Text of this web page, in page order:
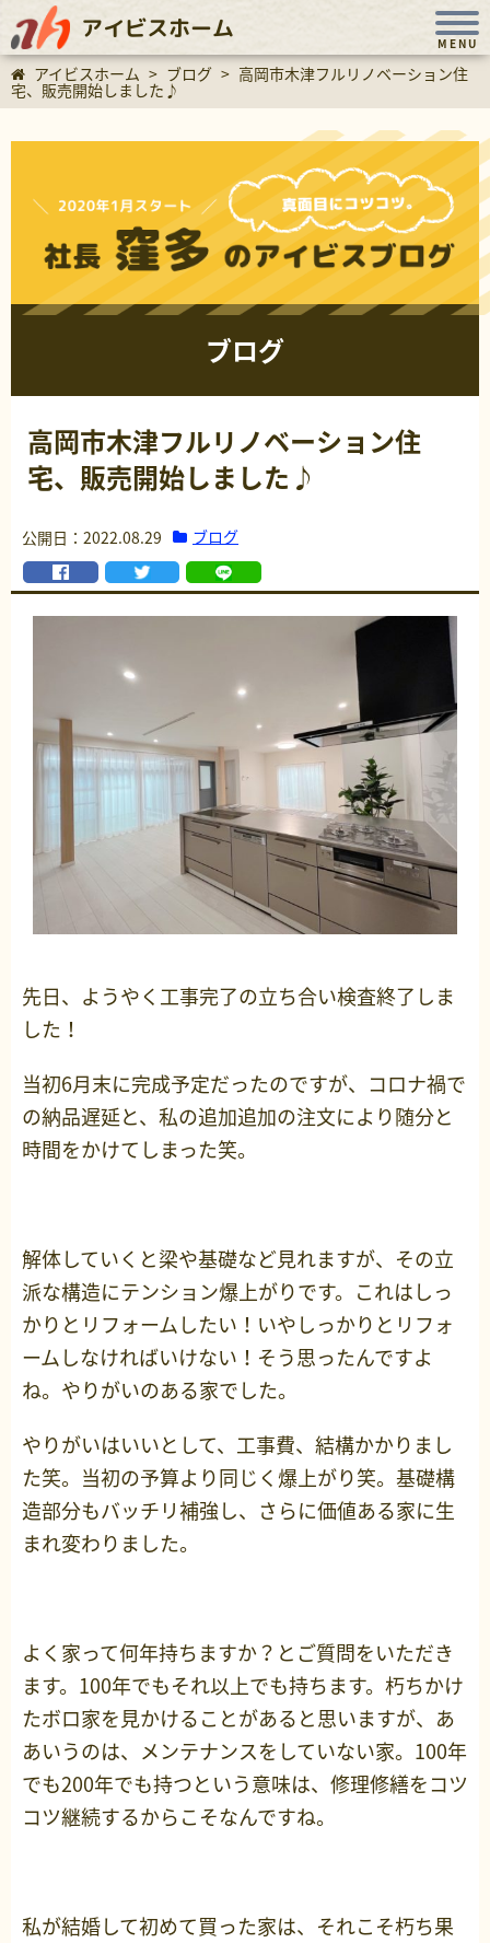
アイビスホーム
MENU
アイビスホーム > ブログ > 高岡市木津フルリノベーション住
宅、販売開始しました♪
ブログ
高岡市木津フルリノベーション住
宅、販売開始しました♪
公開日：2022.08.29 ブログ
先日、ようやく工事完了の立ち合い検査終了しま
した！
当初6月末に完成予定だったのですが、コロナ禍で
の納品遅延と、私の追加追加の注文により随分と
時間をかけてしまった笑。
解体していくと梁や基礎など見れますが、その立
派な構造にテンション爆上がりです。これはしっ
かりとリフォームしたい！いやしっかりとリフォ
ームしなければいけない！そう思ったんですよ
ね。やりがいのある家でした。
やりがいはいいとして、工事費、結構かかりまし
た笑。当初の予算より同じく爆上がり笑。基礎構
造部分もバッチリ補強し、さらに価値ある家に生
まれ変わりました。
よく家って何年持ちますか？とご質問をいただき
ます。100年でもそれ以上でも持ちます。朽ちかけ
たボロ家を見かけることがあると思いますが、あ
あいうのは、メンテナンスをしていない家。100年
でも200年でも持つという意味は、修理修繕をコツ
コツ継続するからこそなんですね。
私が結婚して初めて買った家は、それこそ朽ち果